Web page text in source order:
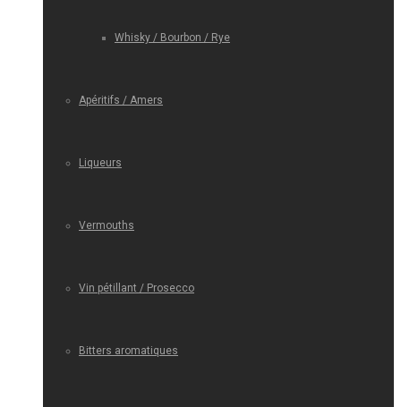
Whisky / Bourbon / Rye
Apéritifs / Amers
Liqueurs
Vermouths
Vin pétillant / Prosecco
Bitters aromatiques